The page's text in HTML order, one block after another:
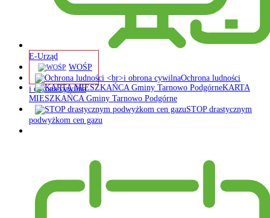
E-Urząd
WOŚP
Ochrona ludności
i obrona cywilna
KARTA
MIESZKAŃCA Gminy Tarnowo Podgórne
STOP drastycznym
podwyżkom cen gazu